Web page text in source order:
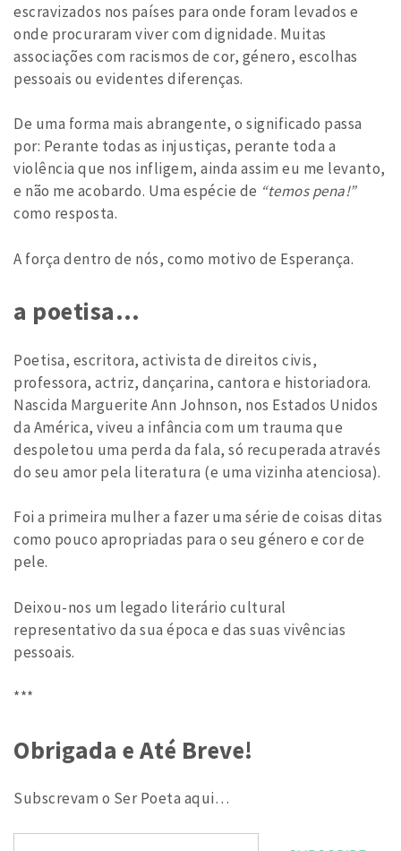
escravizados nos países para onde foram levados e
onde procuraram viver com dignidade. Muitas
associações com racismos de cor, género, escolhas
pessoais ou evidentes diferenças.
De uma forma mais abrangente, o significado passa
por: Perante todas as injustiças, perante toda a
violência que nos infligem, ainda assim eu me levanto,
e não me acobardo. Uma espécie de “temos pena!”
como resposta.
A força dentro de nós, como motivo de Esperança.
a poetisa…
Poetisa, escritora, activista de direitos civis,
professora, actriz, dançarina, cantora e historiadora.
Nascida Marguerite Ann Johnson, nos Estados Unidos
da América, viveu a infância com um trauma que
despoletou uma perda da fala, só recuperada através
do seu amor pela literatura (e uma vizinha atenciosa).
Foi a primeira mulher a fazer uma série de coisas ditas
como pouco apropriadas para o seu género e cor de
pele.
Deixou-nos um legado literário cultural
representativo da sua época e das suas vivências
pessoais.
***
Obrigada e Até Breve!
Subscrevam o Ser Poeta aqui…